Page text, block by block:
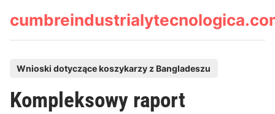
s
Wnioski dotyczące koszykarzy z Bangladeszu
Kompleksowy raport